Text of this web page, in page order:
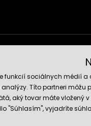
funkcií sociálnych médií
Títo partneri
aký tovar máte vložený
"Súhlasím", vyjadríte